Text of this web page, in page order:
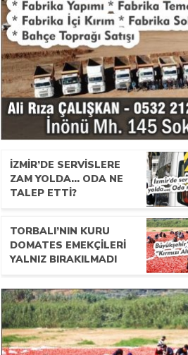
İZMIR’DE SERVISLERE
ZAM YOLDA… ODA NE
TALEP ETTI?
TORBALI’NIN KURU
DOMATES EMEKÇILERI
YALNIZ BIRAKILMADI